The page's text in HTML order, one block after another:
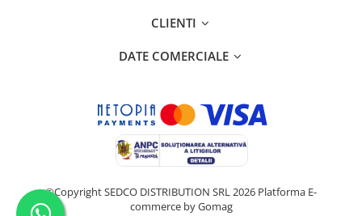
CLIENTI
DATE COMERCIALE
©Copyright SEDCO DISTRIBUTION SRL 2026 Platforma E-
commerce by Gomag